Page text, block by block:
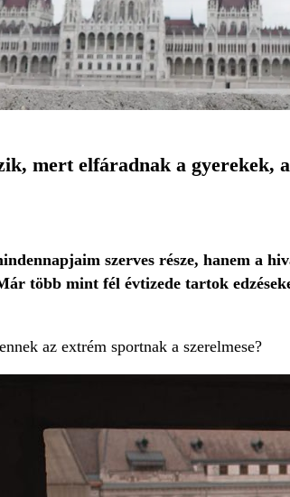
mert elfáradnak a gyerekek,
szerves része, hanem a
több mint fél évtizede tartok
az extrém sportnak a szerelmese?